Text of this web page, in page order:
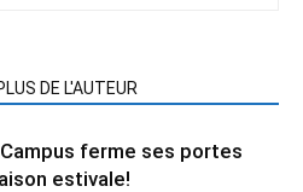
DE L'AUTEUR
ferme ses portes
estivale!